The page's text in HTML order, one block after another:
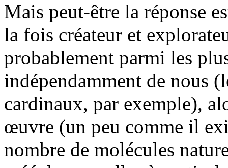
Mais peut-être la réponse
la fois créateur et
probablement parmi les
indépendamment de nous
cardinaux, par exemple),
œuvre (un peu comme il
nombre de molécules